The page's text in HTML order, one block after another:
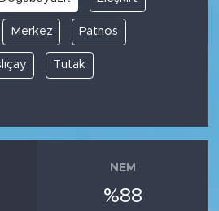
Merkez Patnos
Tutak
NEM
%88